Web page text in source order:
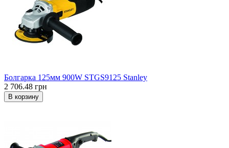
Болгарка 125мм 900W STGS9125 Stanley
2 706.48 грн
В корзину